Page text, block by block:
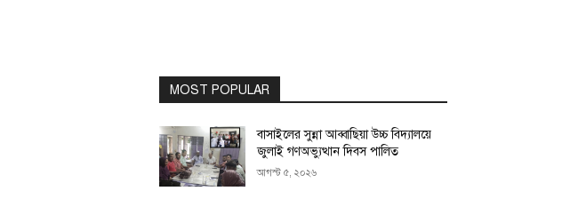
MOST POPULAR
বাসাইলের সুন্না আব্বাছিয়া উচ্চ বিদ্যালয়ে
জুলাই গণঅভ্যুত্থান দিবস পালিত
আগস্ট ৫, ২০২৬